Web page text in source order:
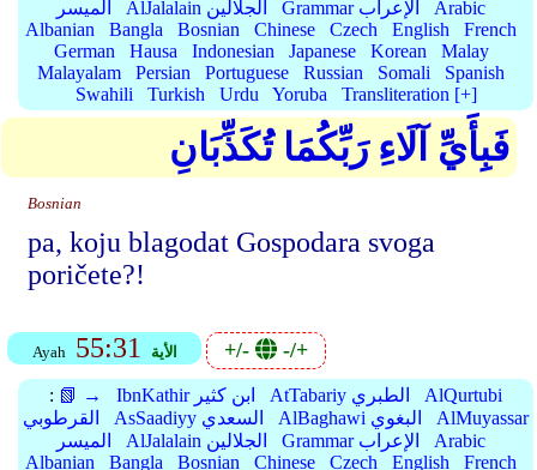
الميسر AlJalalain الجلالين Grammar الإعراب
Arabic
Albanian
Bangla Bosnian Chinese Czech English
French
German
Hausa Indonesian Japanese Korean
Malay
Malayalam
Persian Portuguese Russian Somali
Spanish
Swahili
Turkish Urdu Yoruba Transliteration [+]
فَبِأَيِّ آلَاءِ رَبِّكُمَا تُكَذِّبَانِ
Bosnian
pa, koju blagodat Gospodara svoga
poričete?!
Ayah 55:31 الأية +/- -/+
: 📗 → IbnKathir ابن كثير AtTabariy الطبري
AlQurtubi
القرطوبي
AsSaadiyy السعدي AlBaghawi البغوي
AlMuyassar
الميسر
AlJalalain الجلالين Grammar الإعراب
Arabic
Albanian
Bangla Bosnian Chinese Czech English
French